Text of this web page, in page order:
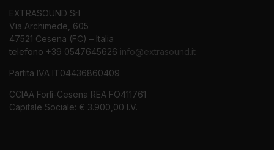
EXTRASOUND Srl
Via Archimede, 605
47521 Cesena (FC) – Italia
telefono +39 0547645626 info@extrasound.it
Partita IVA IT04436860409
CCIAA Forlì-Cesena REA FO411761
Capitale Sociale: € 3.900,00 I.V.